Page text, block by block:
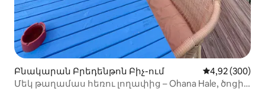
Բնակարան Բրեդենթոն Բիչ-ում Միջին
4,92 (300)
Մեկ թաղամաս հեռու լողափից – Ohana Hale, ծոցի